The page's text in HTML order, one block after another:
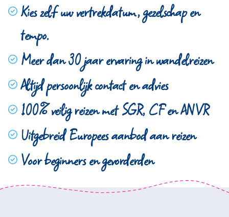
Kies zelf uw vertrekdatum, gezelschap en
tempo.
Meer dan 30 jaar ervaring in wandelreizen
Altijd persoonlijk contact en advies
100% veilig reizen met SGR, CF en ANVR
Uitgebreid Europees aanbod aan reizen
Voor beginners en gevorderden